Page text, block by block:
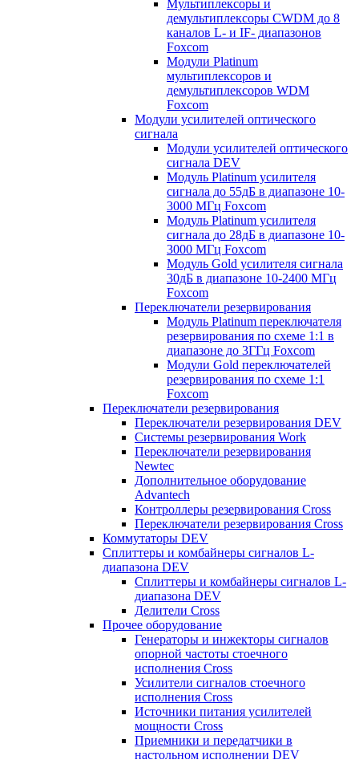
Мультиплексоры и
демультиплексоры CWDM до 8
каналов L- и IF- диапазонов
Foxcom
Модули Platinum
мультиплексоров и
демультиплексоров WDM
Foxcom
Модули усилителей оптического
сигнала
Модули усилителей оптического
сигнала DEV
Модуль Platinum усилителя
сигнала до 55дБ в диапазоне 10-
3000 МГц Foxcom
Модуль Platinum усилителя
сигнала до 28дБ в диапазоне 10-
3000 МГц Foxcom
Модуль Gold усилителя сигнала
30дБ в диапазоне 10-2400 МГц
Foxcom
Переключатели резервирования
Модуль Platinum переключателя
резервирования по схеме 1:1 в
диапазоне до 3ГГц Foxcom
Модули Gold переключателей
резервирования по схеме 1:1
Foxcom
Переключатели резервирования
Переключатели резервирования DEV
Системы резервирования Work
Переключатели резервирования
Newtec
Дополнительное оборудование
Advantech
Контроллеры резервирования Cross
Переключатели резервирования Cross
Коммутаторы DEV
Сплиттеры и комбайнеры сигналов L-
диапазона DEV
Сплиттеры и комбайнеры сигналов L-
диапазона DEV
Делители Cross
Прочее оборудование
Генераторы и инжекторы сигналов
опорной частоты стоечного
исполнения Cross
Усилители сигналов стоечного
исполнения Cross
Источники питания усилителей
мощности Cross
Приемники и передатчики в
настольном исполнении DEV